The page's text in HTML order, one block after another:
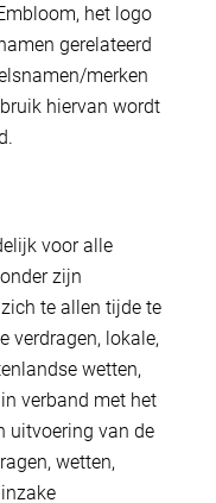
het logo
gerelateerd
merken
hiervan wordt
voor alle
zijn
te allen tijde te
verdragen, lokale,
wetten,
verband met het
uitvoering van de
wetten,